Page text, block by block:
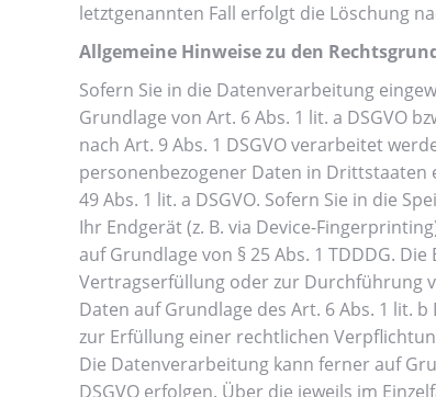
letztgenannten Fall erfolgt die Löschung
Allgemeine Hinweise zu den
Sofern Sie in die Datenverarbeitung
Grundlage von Art. 6 Abs. 1 lit. a DSGVO
nach Art. 9 Abs. 1 DSGVO verarbeitet
personenbezogener Daten in
49 Abs. 1 lit. a DSGVO. Sofern Sie in die
Ihr Endgerät (z. B. via Device-
auf Grundlage von § 25 Abs. 1 TDDDG.
Vertragserfüllung oder zur Durchführung
Daten auf Grundlage des Art. 6 Abs. 1 lit.
zur Erfüllung einer rechtlichen
Die Datenverarbeitung kann ferner auf
DSGVO erfolgen. Über die jeweils im